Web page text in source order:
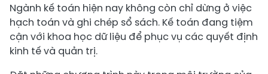
Ngành kế toán hiện nay không còn chỉ dừng ở việc
hạch toán và ghi chép sổ sách. Kế toán đang tiệm
cận với khoa học dữ liệu để phục vụ các quyết định
kinh tế và quản trị.